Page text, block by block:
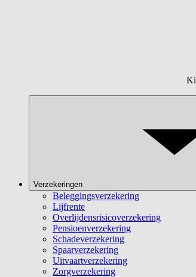
Verzekeringen
Beleggingsverzekering
Lijfrente
Overlijdensrisicoverzekering
Pensioenverzekering
Schadeverzekering
Spaarverzekering
Uitvaartverzekering
Zorgverzekering